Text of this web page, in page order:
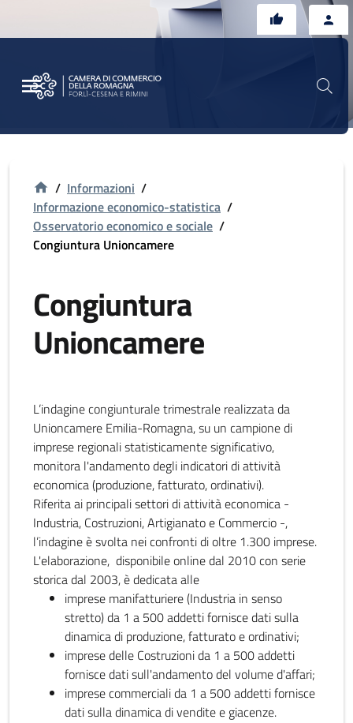
/ Informazioni /
Informazione economico-statistica /
Osservatorio economico e sociale /
Congiuntura Unioncamere
Congiuntura
Unioncamere
L’indagine congiunturale trimestrale realizzata da
Unioncamere Emilia-Romagna, su un campione di
imprese regionali statisticamente significativo,
monitora l'andamento degli indicatori di attività
economica (produzione, fatturato, ordinativi).
Riferita ai principali settori di attività economica -
Industria, Costruzioni, Artigianato e Commercio -,
l’indagine è svolta nei confronti di oltre 1.300 imprese.
L'elaborazione, disponibile online dal 2010 con serie
storica dal 2003, è dedicata alle
imprese manifatturiere (Industria in senso
stretto) da 1 a 500 addetti fornisce dati sulla
dinamica di produzione, fatturato e ordinativi;
imprese delle Costruzioni da 1 a 500 addetti
fornisce dati sull'andamento del volume d'affari;
imprese commerciali da 1 a 500 addetti fornisce
dati sulla dinamica di vendite e giacenze.